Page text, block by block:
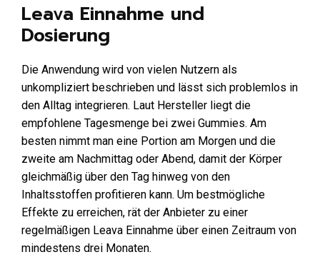
Leava Einnahme und
Dosierung
Die Anwendung wird von vielen Nutzern als
unkompliziert beschrieben und lässt sich problemlos in
den Alltag integrieren. Laut Hersteller liegt die
empfohlene Tagesmenge bei zwei Gummies. Am
besten nimmt man eine Portion am Morgen und die
zweite am Nachmittag oder Abend, damit der Körper
gleichmäßig über den Tag hinweg von den
Inhaltsstoffen profitieren kann. Um bestmögliche
Effekte zu erreichen, rät der Anbieter zu einer
regelmäßigen Leava Einnahme über einen Zeitraum von
mindestens drei Monaten.